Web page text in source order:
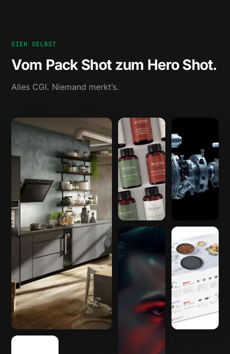
SIEH SELBST
Vom Pack Shot zum Hero Shot.
Alles CGI. Niemand merkt’s.